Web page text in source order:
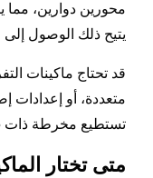
محورين دوارين، مما
يتيح ذلك الوصول
قد تحتاج ماكينات
متعددة، أو إعدادات
تستطيع مخرطة ذات 5 محاور في عملية تشغيل واحدة.
متى تختار